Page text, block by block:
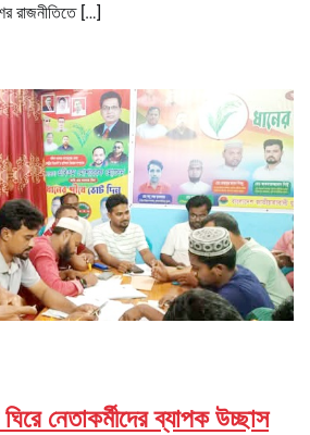
রাজনীতিতে […]
নেতাকর্মীদের ব্যাপক উচ্ছাস